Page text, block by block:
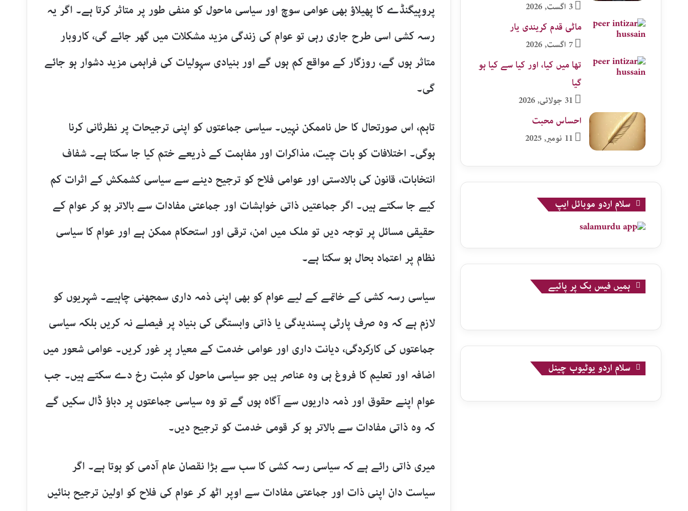
پروپیگنڈے کا پھیلاؤ بھی عوامی سوچ اور سیاسی ماحول کو منفی طور پر متاثر کرتا ہے۔ اگر یہ
رسہ کشی اسی طرح جاری رہی تو عوام کی زندگی مزید مشکلات میں گھر جائے گی، کاروبار
متاثر ہوں گے، روزگار کے مواقع کم ہوں گے اور بنیادی سہولیات کی فراہمی مزید دشوار ہو جائے
گی۔
تاہم، اس صورتحال کا حل ناممکن نہیں۔ سیاسی جماعتوں کو اپنی ترجیحات پر نظرثانی کرنا
ہوگی۔ اختلافات کو بات چیت، مذاکرات اور مفاہمت کے ذریعے ختم کیا جا سکتا ہے۔ شفاف
انتخابات، قانون کی بالادستی اور عوامی فلاح کو ترجیح دینے سے سیاسی کشمکش کے اثرات کم
کیے جا سکتے ہیں۔ اگر جماعتیں ذاتی خواہشات اور جماعتی مفادات سے بالاتر ہو کر عوام کے
حقیقی مسائل پر توجہ دیں تو ملک میں امن، ترقی اور استحکام ممکن ہے اور عوام کا سیاسی
نظام پر اعتماد بحال ہو سکتا ہے۔
سیاسی رسہ کشی کے خاتمے کے لیے عوام کو بھی اپنی ذمہ داری سمجھنی چاہیے۔ شہریوں کو
لازم ہے کہ وہ صرف پارٹی پسندیدگی یا ذاتی وابستگی کی بنیاد پر فیصلے نہ کریں بلکہ سیاسی
جماعتوں کی کارکردگی، دیانت داری اور عوامی خدمت کے معیار پر غور کریں۔ عوامی شعور میں
اضافہ اور تعلیم کا فروغ ہی وہ عناصر ہیں جو سیاسی ماحول کو مثبت رخ دے سکتے ہیں۔ جب
عوام اپنے حقوق اور ذمہ داریوں سے آگاہ ہوں گے تو وہ سیاسی جماعتوں پر دباؤ ڈال سکیں گے
کہ وہ ذاتی مفادات سے بالاتر ہو کر قومی خدمت کو ترجیح دیں۔
میری ذاتی رائے ہے کہ سیاسی رسہ کشی کا سب سے بڑا نقصان عام آدمی کو ہوتا ہے۔ اگر
سیاست دان اپنی ذات اور جماعتی مفادات سے اوپر اٹھ کر عوام کی فلاح کو اولین ترجیح بنائیں
3 اگست, 2026
ماٹی قدم کریندی یار
7 اگست, 2026
تھا میں کیا، اور کیا سے کیا ہو
گیا
31 جولائی, 2026
احساس محبت
11 نومبر, 2025
سلام اردو موبائل ایپ
ہمیں فیس بک پر پائیے
سلام اردو یوٹیوب چینل